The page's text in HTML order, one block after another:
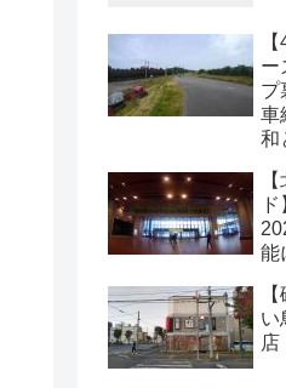
ー
プ
車
和
能
い
店